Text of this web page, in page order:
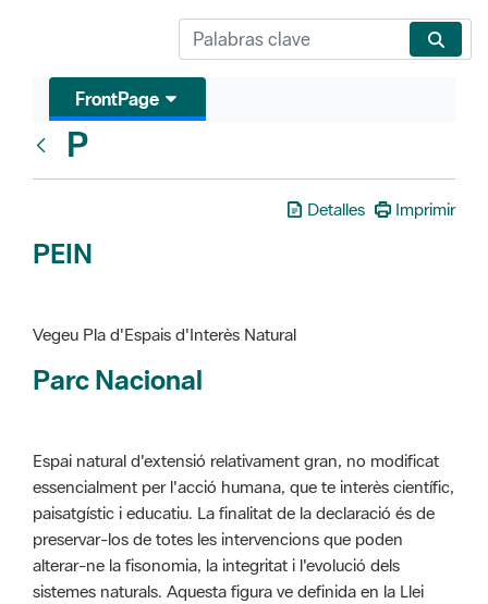
Glosari
P
PEIN
Vegeu Pla d'Espais d'Interès Natural
Espai natural d'extensió relativament gran, no modificat
preservar-los de totes les intervencions que poden
alterar-ne la fisonomia, la integritat i l'evolució dels
sistemes naturals. Aquesta figura ve definida en la Llei
12/1985, de 13 de juny, d'espais naturals.
Parc Natural